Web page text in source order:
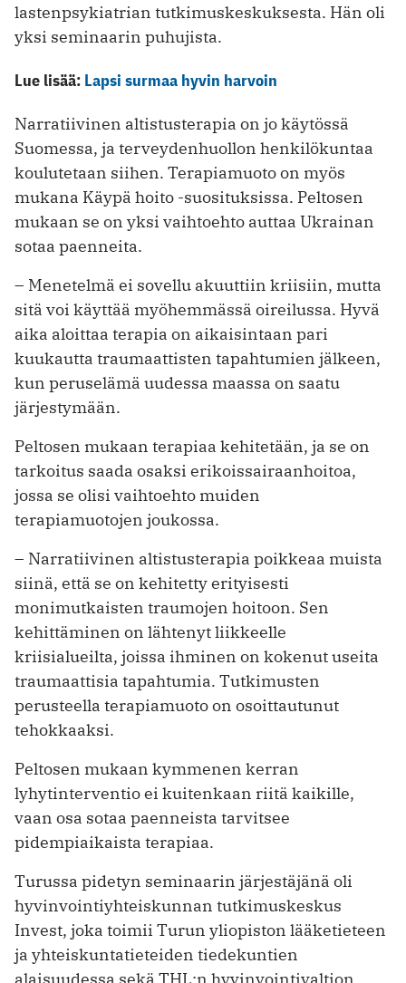
lastenpsykiatrian tutkimuskeskuksesta. Hän oli
yksi seminaarin puhujista.
Lue lisää: Lapsi surmaa hyvin harvoin
Narratiivinen altistusterapia on jo käytössä
Suomessa, ja terveydenhuollon henkilökuntaa
koulutetaan siihen. Terapiamuoto on myös
mukana Käypä hoito -suosituksissa. Peltosen
mukaan se on yksi vaihtoehto auttaa Ukrainan
sotaa paenneita.
– Menetelmä ei sovellu akuuttiin kriisiin, mutta
sitä voi käyttää myöhemmässä oireilussa. Hyvä
aika aloittaa terapia on aikaisintaan pari
kuukautta traumaattisten tapahtumien jälkeen,
kun peruselämä uudessa maassa on saatu
järjestymään.
Peltosen mukaan terapiaa kehitetään, ja se on
tarkoitus saada osaksi erikoissairaanhoitoa,
jossa se olisi vaihtoehto muiden
terapiamuotojen joukossa.
– Narratiivinen altistusterapia poikkeaa muista
siinä, että se on kehitetty erityisesti
monimutkaisten traumojen hoitoon. Sen
kehittäminen on lähtenyt liikkeelle
kriisialueilta, joissa ihminen on kokenut useita
traumaattisia tapahtumia. Tutkimusten
perusteella terapiamuoto on osoittautunut
tehokkaaksi.
Peltosen mukaan kymmenen kerran
lyhytinterventio ei kuitenkaan riitä kaikille,
vaan osa sotaa paenneista tarvitsee
pidempiaikaista terapiaa.
Turussa pidetyn seminaarin järjestäjänä oli
hyvinvointiyhteiskunnan tutkimuskeskus
Invest, joka toimii Turun yliopiston lääketieteen
ja yhteiskuntatieteiden tiedekuntien